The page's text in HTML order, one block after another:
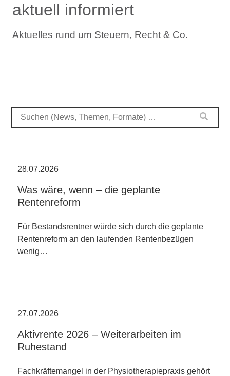
aktuell informiert
Aktuelles rund um Steuern, Recht & Co.
28.07.2026
Was wäre, wenn – die geplante
Rentenreform
Für Bestandsrentner würde sich durch die geplante
Rentenreform an den laufenden Rentenbezügen
wenig…
27.07.2026
Aktivrente 2026 – Weiterarbeiten im
Ruhestand
Fachkräftemangel in der Physiotherapiepraxis gehört